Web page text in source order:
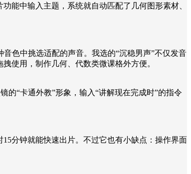
能中输入主题，系统就自动匹配了几何图形素材、
色中挑选适配的声音。我选的“沉稳男声”不仅发音
使用，制作几何、代数类微课格外方便。
的“卡通外教”形象，输入“讲解现在完成时”的指令
分钟就能快速出片。不过它也有小缺点：操作界面